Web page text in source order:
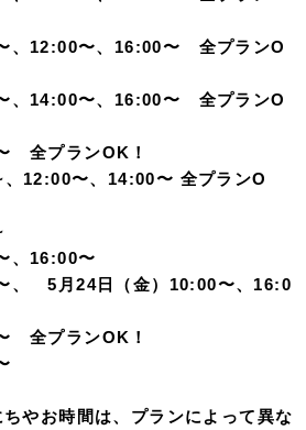
、12:00〜、16:00〜 全プランO
、14:00〜、16:00〜 全プランO
全プランOK！
12:00〜、14:00〜 全プランO
、16:00〜
、 5月24日（金）10:00〜、16:0
全プランOK！
やお時間は、プランによって異な